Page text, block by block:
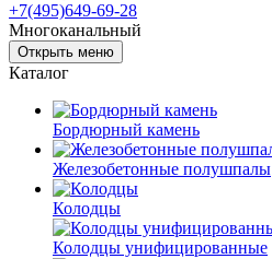
+7(495)649-69-28
Многоканальный
Открыть меню
Каталог
Бордюрный камень
Железобетонные полушпалы
Колодцы
Колодцы унифицированные